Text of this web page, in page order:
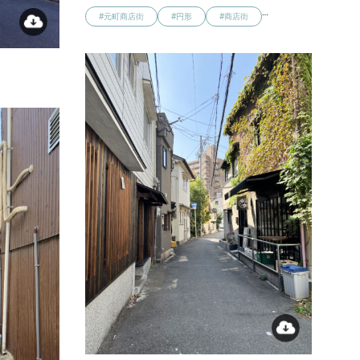
#元町商店街 #円形 #商店街 …